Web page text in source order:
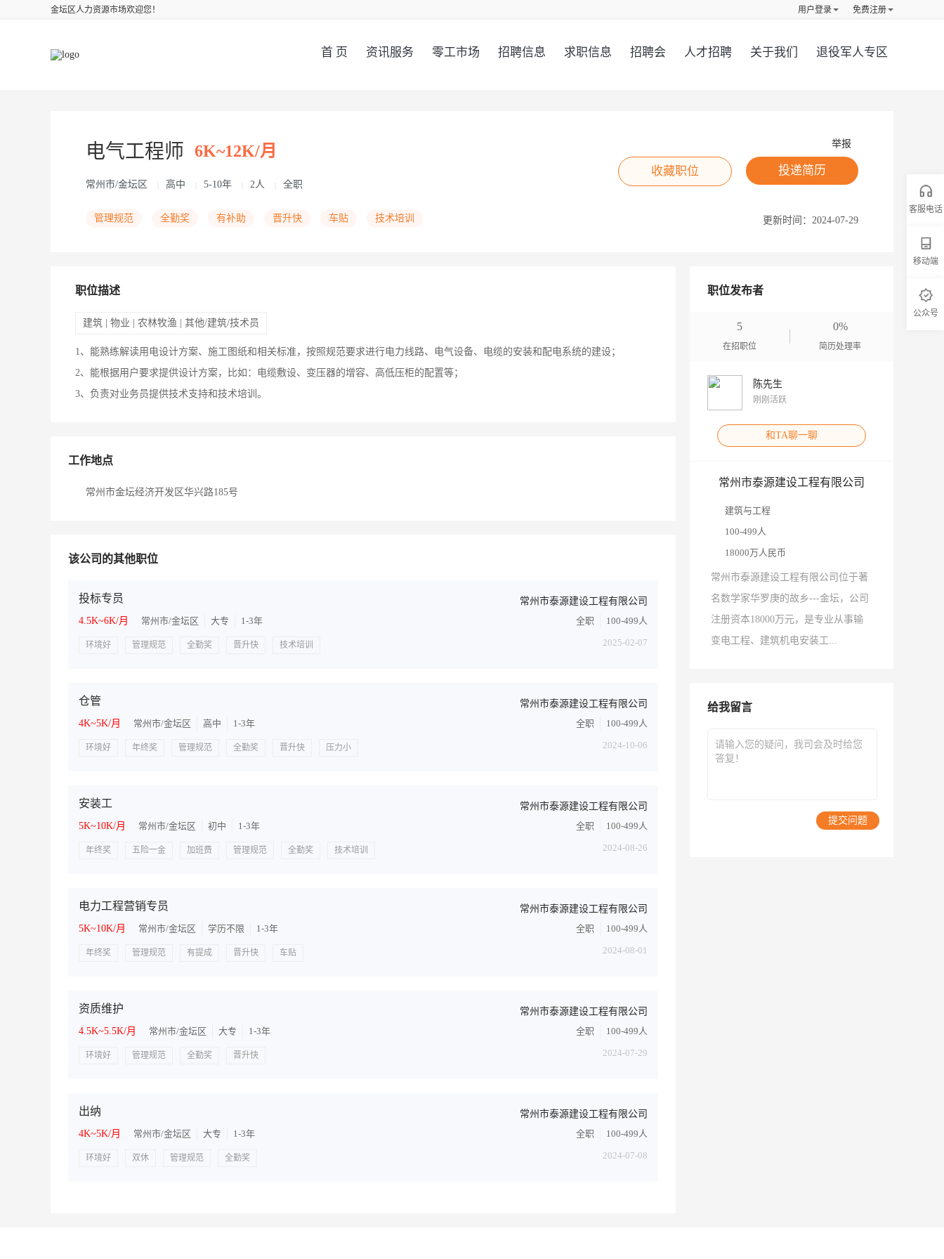
金坛区人力资源市场欢迎您！ 免费注册
用户登录
首 页 资讯服务 零工市场 招聘信息 求职信息 招聘会 人才招聘 关于我们 退役军人专区
电气工程师 6K~12K/月
常州市/金坛区 高中 5-10年 2人 全职
管理规范 全勤奖 有补助 晋升快 车贴 技术培训
举报
投递简历
收藏职位
更新时间： 2024-07-29
职位描述
建筑 | 物业 | 农林牧渔 | 其他/建筑/技术员
1、能熟练解读用电设计方案、施工图纸和相关标准，按照规范要求进行电力线路、电气设备、电缆的安装和配电系统的建设；
2、能根据用户要求提供设计方案，比如：电缆敷设、变压器的增容、高低压柜的配置等；
3、负责对业务员提供技术支持和技术培训。
工作地点
常州市金坛经济开发区华兴路185号
该公司的其他职位
投标专员
常州市泰源建设工程有限公司
4.5K~6K/月
常州市/金坛区 大专 1-3年 全职 100-499人
环境好 管理规范 全勤奖 晋升快 技术培训 2025-02-07
仓管
常州市泰源建设工程有限公司
4K~5K/月
常州市/金坛区 高中 1-3年 全职 100-499人
环境好 年终奖 管理规范 全勤奖 晋升快 压力小 2024-10-06
安装工
常州市泰源建设工程有限公司
5K~10K/月
常州市/金坛区 初中 1-3年 全职 100-499人
年终奖 五险一金 加班费 管理规范 全勤奖 技术培训 2024-08-26
电力工程营销专员
常州市泰源建设工程有限公司
5K~10K/月
常州市/金坛区 学历不限 1-3年 全职 100-499人
年终奖 管理规范 有提成 晋升快 车贴 2024-08-01
资质维护
常州市泰源建设工程有限公司
4.5K~5.5K/月
常州市/金坛区 大专 1-3年 全职 100-499人
环境好 管理规范 全勤奖 晋升快 2024-07-29
出纳
常州市泰源建设工程有限公司
4K~5K/月
常州市/金坛区 大专 1-3年 全职 100-499人
环境好 双休 管理规范 全勤奖 2024-07-08
职位发布者
5
在招职位
0%
简历处理率
陈先生
刚刚活跃
和TA聊一聊
常州市泰源建设工程有限公司
建筑与工程
100-499人
18000万人民币
常州市泰源建设工程有限公司位于著
名数学家华罗庚的故乡---金坛，公司
注册资本18000万元，是专业从事输
变电工程、建筑机电安装工...
给我留言
提交问题
客服电话
移动端
公众号